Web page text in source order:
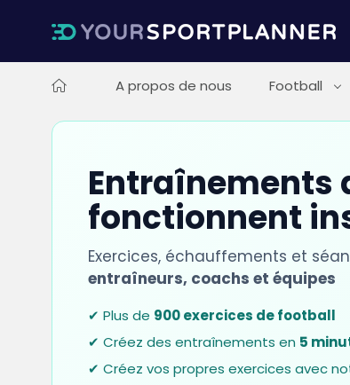
A propos de nous Football
Entraînements
fonctionnent
Exercices, échauffements et
entraîneurs, coachs et équipes
✔ Plus de 900 exercices de football
✔ Créez des entraînements en 5
✔ Créez vos propres exercices avec